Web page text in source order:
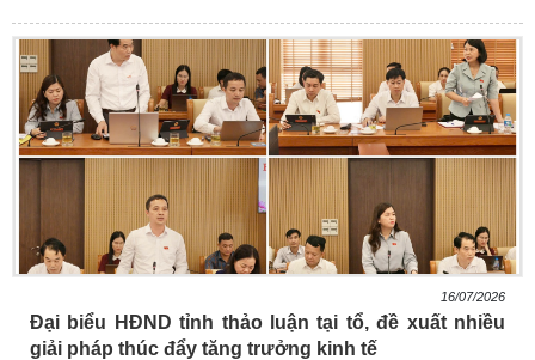
16/07/2026
Đại biểu HĐND tỉnh thảo luận tại tổ, đề xuất nhiều
giải pháp thúc đẩy tăng trưởng kinh tế